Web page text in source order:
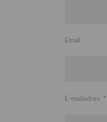
Email
E-mailadres *